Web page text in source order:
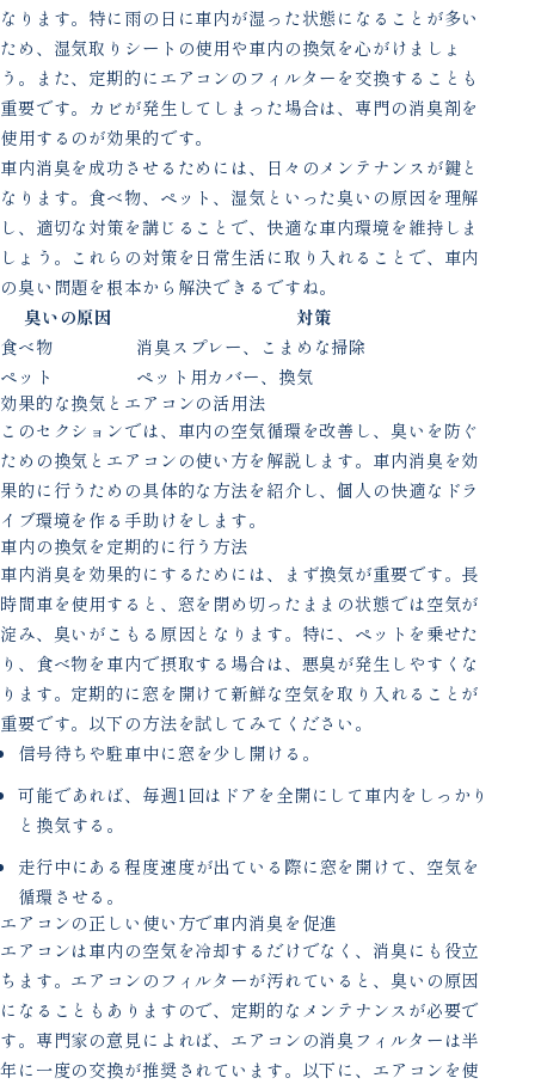
なります。特に雨の日に車内が湿った状態になることが多い
ため、湿気取りシートの使用や車内の換気を心がけましょ
う。また、定期的にエアコンのフィルターを交換することも
重要です。カビが発生してしまった場合は、専門の消臭剤を
使用するのが効果的です。
車内消臭を成功させるためには、日々のメンテナンスが鍵と
なります。食べ物、ペット、湿気といった臭いの原因を理解
し、適切な対策を講じることで、快適な車内環境を維持しま
しょう。これらの対策を日常生活に取り入れることで、車内
の臭い問題を根本から解決できるですね。
臭いの原因
対策
食べ物
消臭スプレー、こまめな掃除
ペット
ペット用カバー、換気
効果的な換気とエアコンの活用法
このセクションでは、車内の空気循環を改善し、臭いを防ぐ
ための換気とエアコンの使い方を解説します。車内消臭を効
果的に行うための具体的な方法を紹介し、個人の快適なドラ
イブ環境を作る手助けをします。
車内の換気を定期的に行う方法
車内消臭を効果的にするためには、まず換気が重要です。長
時間車を使用すると、窓を閉め切ったままの状態では空気が
淀み、臭いがこもる原因となります。特に、ペットを乗せた
り、食べ物を車内で摂取する場合は、悪臭が発生しやすくな
ります。定期的に窓を開けて新鮮な空気を取り入れることが
重要です。以下の方法を試してみてください。
信号待ちや駐車中に窓を少し開ける。
可能であれば、毎週1回はドアを全開にして車内をしっかり
と換気する。
走行中にある程度速度が出ている際に窓を開けて、空気を
循環させる。
エアコンの正しい使い方で車内消臭を促進
エアコンは車内の空気を冷却するだけでなく、消臭にも役立
ちます。エアコンのフィルターが汚れていると、臭いの原因
になることもありますので、定期的なメンテナンスが必要で
す。専門家の意見によれば、エアコンの消臭フィルターは半
年に一度の交換が推奨されています。以下に、エアコンを使